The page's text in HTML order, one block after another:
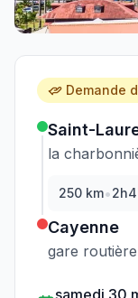
Demande
Saint-
la
250 km•
Cayenne
gare routière
samedi 30